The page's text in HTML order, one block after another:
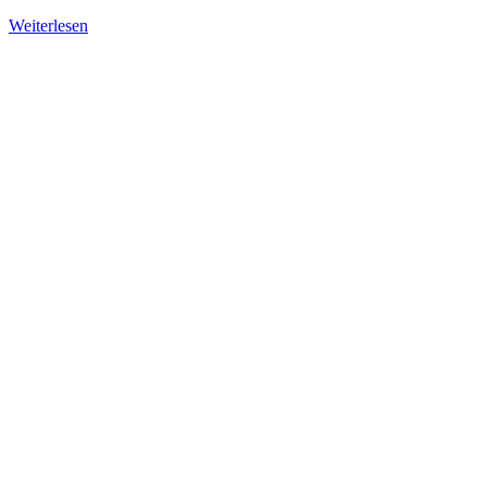
Weiterlesen